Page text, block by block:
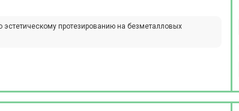
эстетическому протезированию на безметалловых